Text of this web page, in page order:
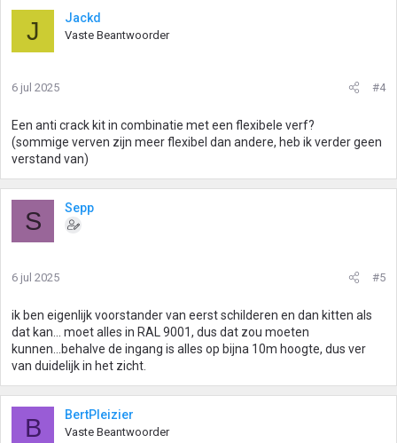
J Jackd
Vaste Beantwoorder
6 jul 2025 #4
Een anti crack kit in combinatie met een flexibele verf?
(sommige verven zijn meer flexibel dan andere, heb ik verder geen
verstand van)
S Sepp
6 jul 2025 #5
ik ben eigenlijk voorstander van eerst schilderen en dan kitten als
dat kan... moet alles in RAL 9001, dus dat zou moeten
kunnen...behalve de ingang is alles op bijna 10m hoogte, dus ver
van duidelijk in het zicht.
B BertPleizier
Vaste Beantwoorder